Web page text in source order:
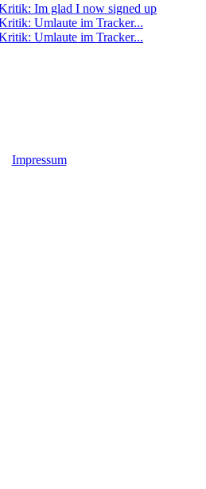
Im glad I now signed up
Umlaute im Tracker...
Umlaute im Tracker...
Impressum